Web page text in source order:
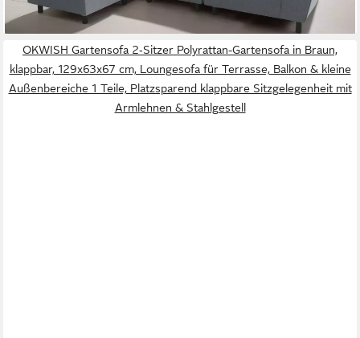
OKWISH Gartensofa 2‑Sitzer Polyrattan-Gartensofa in Braun,
klappbar, 129x63x67 cm, Loungesofa für Terrasse, Balkon & kleine
Außenbereiche 1 Teile, Platzsparend klappbare Sitzgelegenheit mit
Armlehnen & Stahlgestell